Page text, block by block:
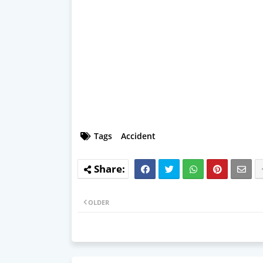
Tags Accident
OLDER